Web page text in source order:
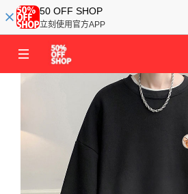
50 OFF SHOP
立刻使用官方APP